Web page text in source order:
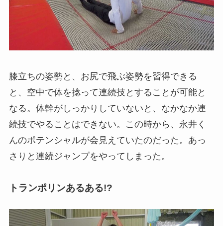
膝立ちの姿勢と、お尻で飛ぶ姿勢を習得できる
と、空中で体を捻って連続技とすることが可能と
なる。体幹がしっかりしていないと、なかなか連
続技でやることはできない。この時から、永井く
んのポテンシャルが会見えていたのだった。あっ
さりと連続ジャンプをやってしまった。
トランポリンあるある!?